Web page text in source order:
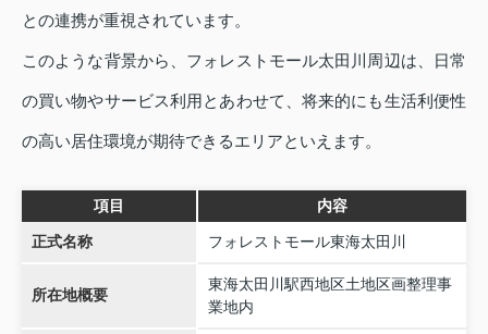
との連携が重視されています。
このような背景から、フォレストモール太田川周辺は、日常
の買い物やサービス利用とあわせて、将来的にも生活利便性
の高い居住環境が期待できるエリアといえます。
項目 内容
正式名称 フォレストモール東海太田川
所在地概要
東海太田川駅西地区土地区画整理事
業地内